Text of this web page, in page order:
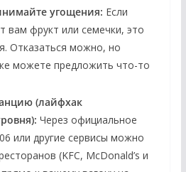
угощения: Если
вам фрукт или семечки, это
Отказаться можно, но
можете предложить что-то
(лайфхак
Через официальное
или другие сервисы можно
(KFC, McDonald’s и